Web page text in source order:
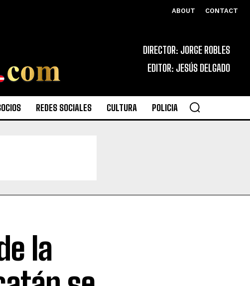
ABOUT CONTACT
DIRECTOR: JORGE ROBLES
EDITOR: JESÚS DELGADO
REDES SOCIALES CULTURA POLICIA
la